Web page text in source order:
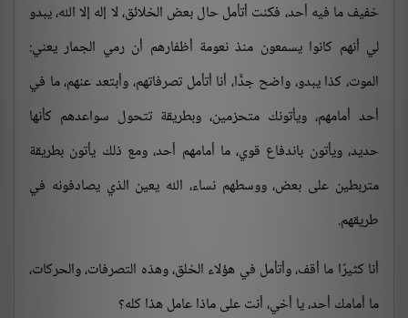
خفيف ما فيه أحد، فكنت أتأمل حال بعض الخلائق، لا إله إلا الله، يبدو
لي أنهم كانوا يسمعون منذ نعومة أظفارهم أن رمي الجمار يعني:
الموت، كذا يبدو، واضح جدًّا، أنا أتأمل تصرفاتهم، وأبتعد عنهم، ما في
أحد أمامهم، ويأتونك متحزمين، وبطريقة تتحول سواعدهم كأنها
حديد، ويأتون باندفاع قوي، ما أمامهم أحد، ومع ذلك يأتون بطريقة
متربطين على بعض، ووسطهم نساء، الله يعين الذي يصادفونه في
طريقهم.
أنا كثيرًا ما أقف، وأتأمل في هؤلاء الخلق، وهذه التصرفات، والحركات،
ما أمامك أحد، يا أخي، أنت على ماذا عامل هذا كله؟